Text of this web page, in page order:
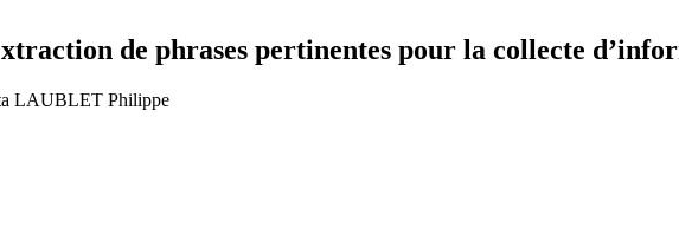
de phrases pertinentes pour la collecte
LAUBLET Philippe